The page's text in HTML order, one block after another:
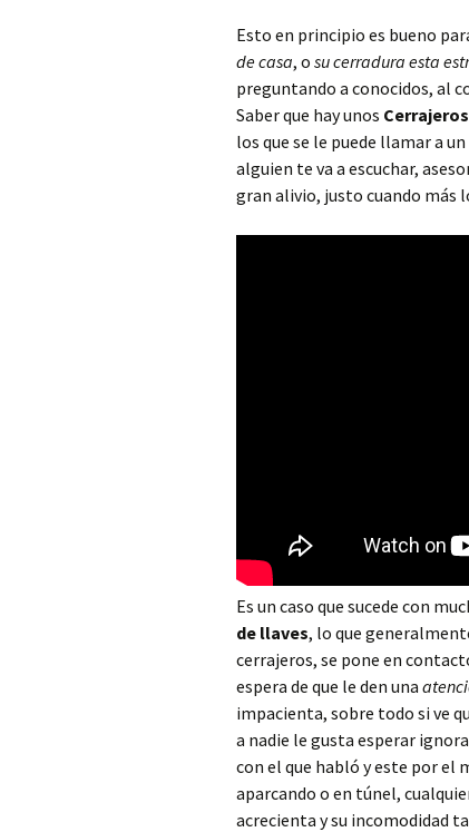
Cerrajero Albalat dels
Tarongers
Cerrajero Alberic
Cerrajero Alborache
Cerrajero Alfafar
Cerrajero Alfara de la
Baronia
Cerrajero Alfara del
Patriarca
Cerrajero Alfarp
Cerrajero Alfarrasí
Cerrajero Alfauir
Esto en principio es bueno
de casa, o su cerradura esta
preguntando a conocidos, al
Saber que hay unos
los que se le puede llamar a
alguien te va a escuchar,
gran alivio, justo cuando más
Es un caso que sucede con
de llaves, lo que
cerrajeros, se pone en
espera de que le den una
impacienta, sobre todo si ve
a nadie le gusta esperar
con el que habló y este por el
aparcando o en túnel,
acrecienta y su incomodidad